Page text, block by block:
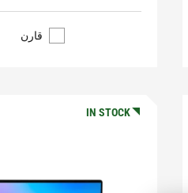
قارن
IN STOCK